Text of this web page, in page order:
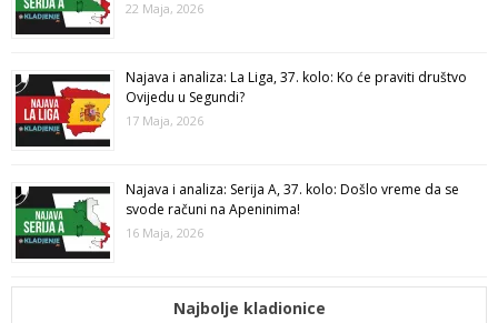
22 Maja, 2026
Najava i analiza: La Liga, 37. kolo: Ko će praviti društvo
Ovijedu u Segundi?
17 Maja, 2026
Najava i analiza: Serija A, 37. kolo: Došlo vreme da se
svode računi na Apeninima!
16 Maja, 2026
Najbolje kladionice